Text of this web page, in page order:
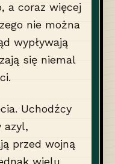
a coraz więcej
nie można
wypływają
się niemal
Uchodźcy
azyl,
przed wojną
wielu